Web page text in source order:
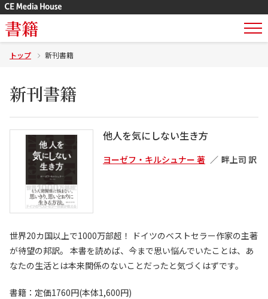
書籍
トップ 新刊書籍
新刊書籍
他人を気にしない生き方
ヨーゼフ・キルシュナー 著 畔上司 訳
世界20カ国以上で1000万部超！ ドイツのベストセラー作家の主著
が待望の邦訳。 本書を読めば、今まで思い悩んでいたことは、あ
なたの生活とは本来関係のないことだったと気づくはずです。
書籍：定価1760円(本体1,600円)